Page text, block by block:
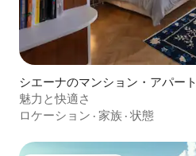
シエーナのマンション・アパート
魅力と快適さ
ロケーション · 家族 · 状態